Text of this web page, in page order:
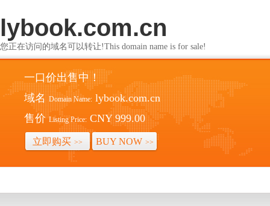
lybook.com.cn
您正在访问的域名可以转让!This domain name is for sale!
一口价出售中！
域名 Domain Name: lybook.com.cn
售价 Listing Price: CNY 999.00
立即购买 >> BUY NOW >>